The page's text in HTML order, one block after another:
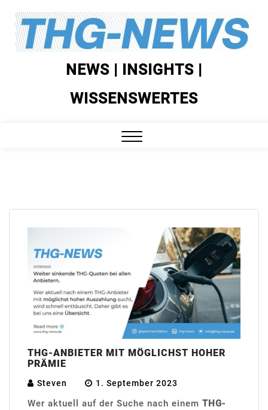
Skip
content
NEWS | INSIGHTS |
WISSENSWERTES
THG-ANBIETER MIT MÖGLICHST HOHER
PRÄMIE
Steven 1. September 2023
Wer aktuell auf der Suche nach einem THG-